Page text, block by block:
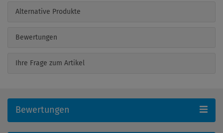
Alternative Produkte
Bewertungen
Ihre Frage zum Artikel
Bewertungen